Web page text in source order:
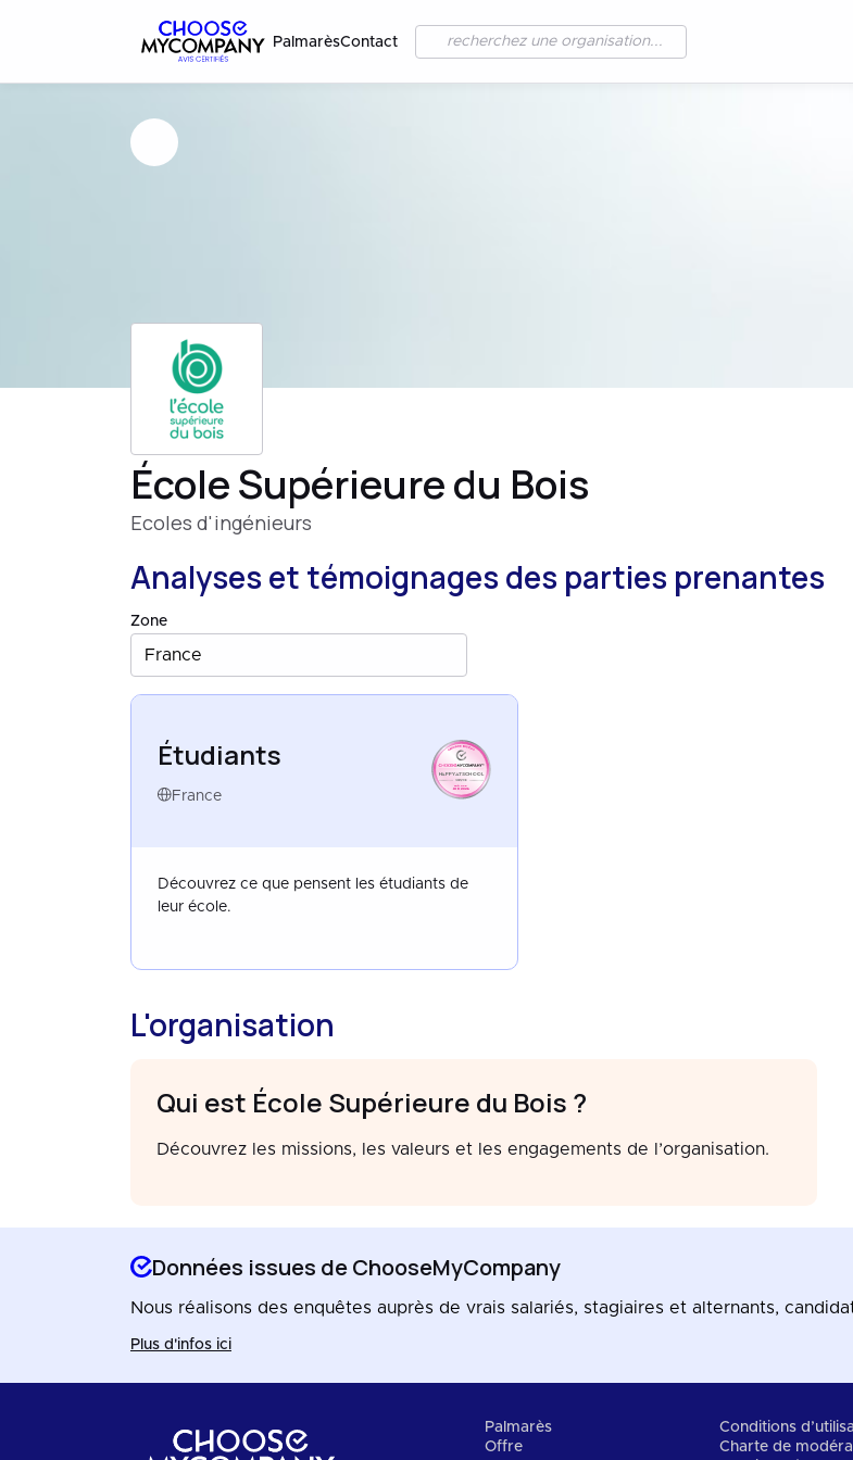
PalmarèsContact
École Supérieure du Bois
Ecoles d'ingénieurs
Analyses et témoignages des parties prenantes
Zone
France
Étudiants
France
HAPPYATSCHOOL
FRANCE
JUN 2026
Découvrez ce que pensent les étudiants de
leur école.
L'organisation
Qui est École Supérieure du Bois ?
Découvrez les missions, les valeurs et les engagements de l’organisation.
Données issues de ChooseMyCompany
Nous réalisons des enquêtes auprès de vrais salariés, stagiaires et alternants,
Plus d'infos ici
Palmarès
Offre
Conditions
Charte de